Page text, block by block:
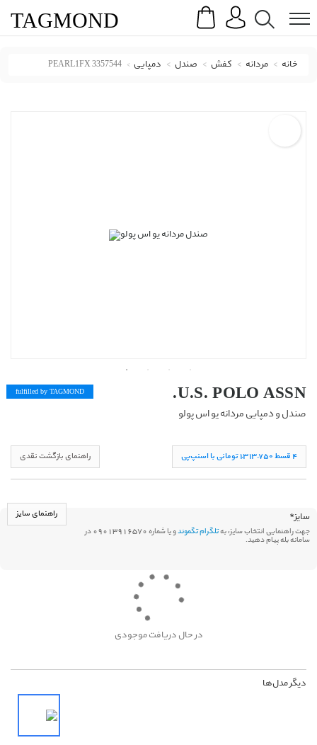
Search
TAGMOND
خانه مردانه کفش صندل دمپایی PEARL1FX 3357544
U.S. POLO ASSN.
صندل و دمپایی مردانه یو اس پولو
fulfilled by TAGMOND
راهنمای بازگشت نقدی ۴ قسط ١,۳١۳,۷۵۰ تومانی با اسنپ‌پی
سایز* راهنمای سایز
جهت راهنمایی انتخاب سایز، بهتلگرام تگموند و یا شماره 09013916570 در
سامانه بله پیام دهید.
در حال دریافت موجودی
دیگر مدل‌ها